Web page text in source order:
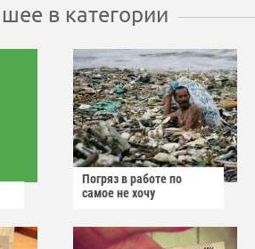
в категории
Погряз в работе по
самое не хочу